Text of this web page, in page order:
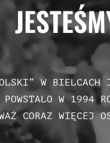
W
W 1994
CORAZ WIĘCEJ